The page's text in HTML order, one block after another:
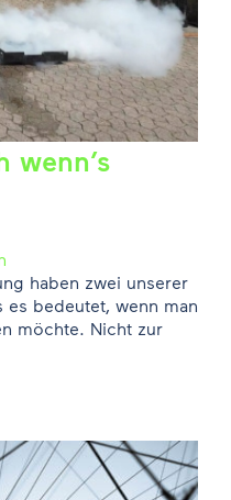
wenn’s
haben zwei unserer
es bedeutet, wenn man
möchte. Nicht zur